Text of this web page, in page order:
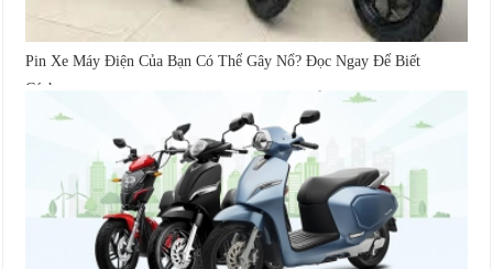
Pin Xe Máy Điện Của Bạn Có Thể Gây Nổ? Đọc Ngay Để Biết
Cách...